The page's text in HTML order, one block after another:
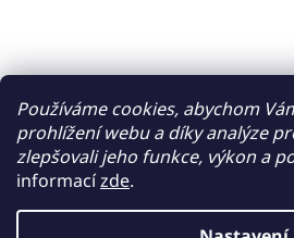
Používáme cookies, abychom
prohlížení webu a díky analýze
zlepšovali jeho funkce, výkon a
informacízde.